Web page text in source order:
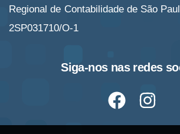
Regional de Contabilidade de São
2SP031710/O-1
Siga-nos nas redes